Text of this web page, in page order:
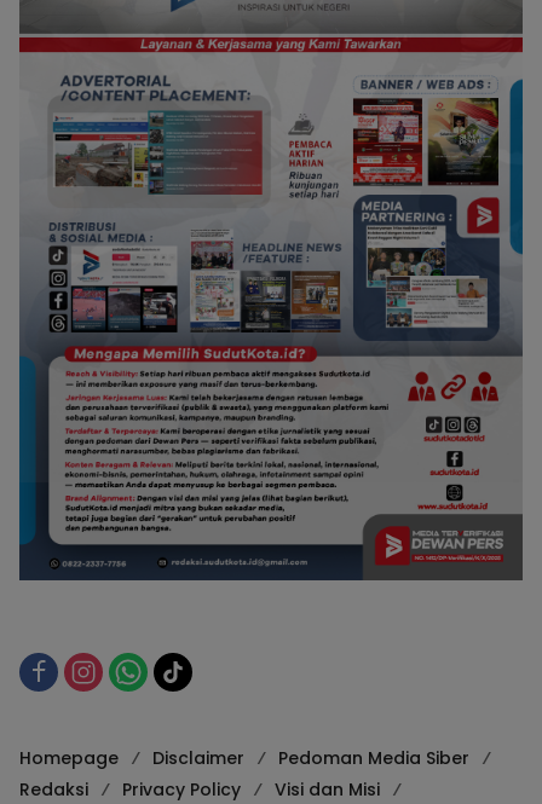
Homepage Disclaimer
Pedoman Media Siber
Redaksi
Privacy Policy Visi dan Misi